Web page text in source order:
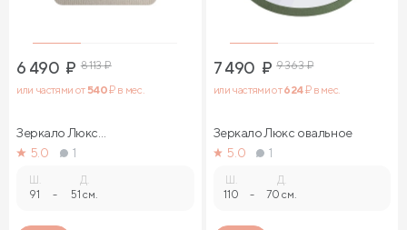
6 490 ₽ 8 113₽
или частями от540₽ в мес.
Зеркало Люкс
прямоугольное
5.0 1
Ш.
91 -
Д.
51 см.
7 490 ₽ 9 363₽
или частями от624₽ в мес.
Зеркало Люкс овальное
5.0
1
Ш.
110 -
Д.
70 см.